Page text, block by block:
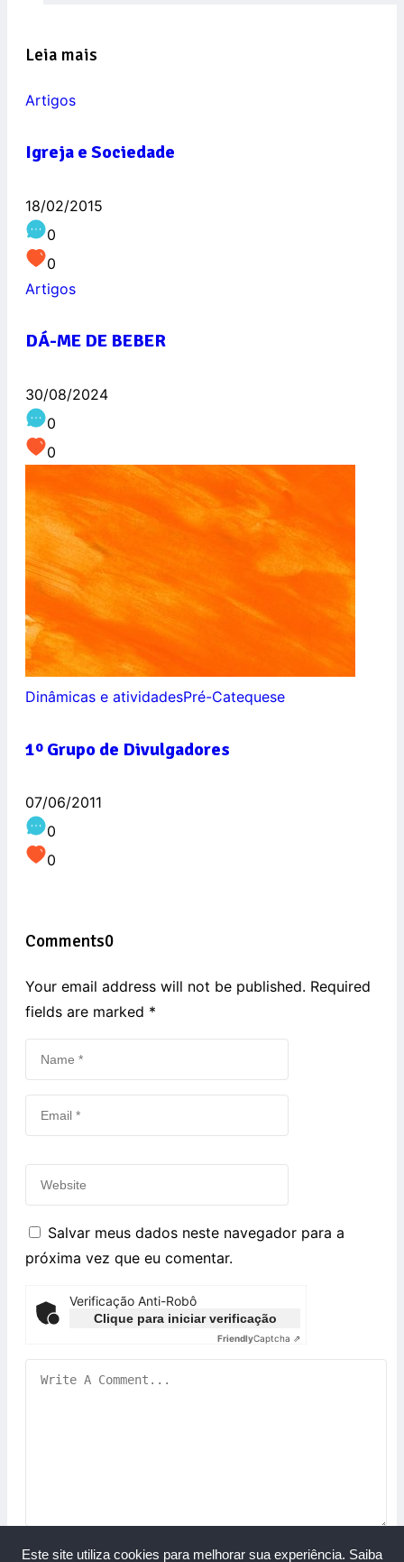
Este site utiliza cookies para melhorar sua experiência. Saiba
Leia mais
Artigos
Igreja e Sociedade
18/02/2015
0
0
Artigos
DÁ-ME DE BEBER
30/08/2024
0
0
Dinâmicas e atividadesPré-Catequese
1º Grupo de Divulgadores
07/06/2011
0
0
Comments0
Your email address will not be published. Required
fields are marked *
Salvar meus dados neste navegador para a
próxima vez que eu comentar.
Verificação Anti-Robô
Clique para iniciar verificação
FriendlyCaptcha ⇗